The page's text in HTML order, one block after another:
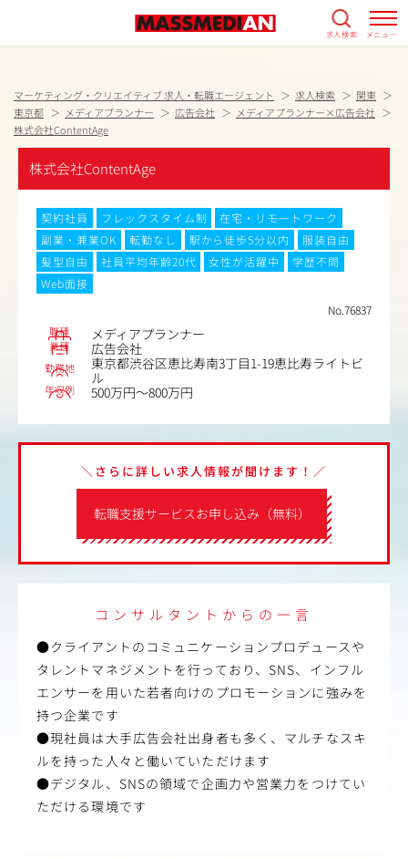
求人検索 メニュー
マーケティング・クリエイティブ 求人・転職エージェント 求人検索
関東
東京都
メディアプランナー 広告会社
メディアプランナー×広告会社
株式会社ContentAge
株式会社ContentAge
契約社員 フレックスタイム制
在宅・リモートワーク
副業・兼業OK
転勤なし 駅から徒歩5分以内
服装自由
髪型自由
社員平均年齢20代 女性が活躍中
学歴不問
Web面接
No.76837
職種 メディアプランナー
業種 広告会社
勤務地
東京都渋谷区恵比寿南3丁目1-19恵比寿ライトビ
ル
年収例 500万円～800万円
転職支援サービスお申し込み（無料）
＼さらに詳しい求人情報が聞けます！／
コンサルタントからの一言
●クライアントのコミュニケーションプロデュースや
タレントマネジメントを行っており、SNS、インフル
エンサーを用いた若者向けのプロモーションに強みを
持つ企業です
●現社員は大手広告会社出身者も多く、マルチなスキ
ルを持った人々と働いていただけます
●デジタル、SNSの領域で企画力や営業力をつけてい
ただける環境です